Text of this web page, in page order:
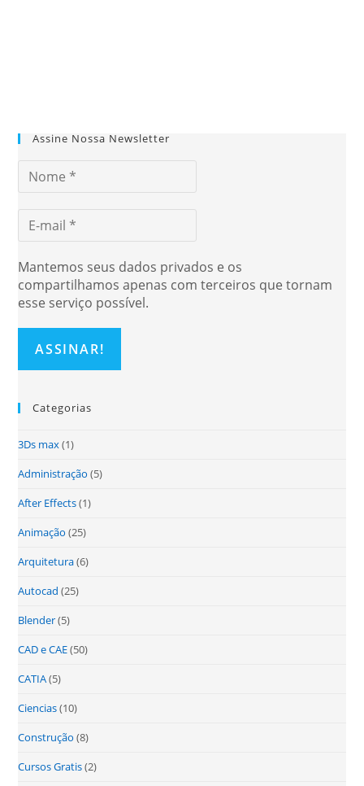
Assine Nossa Newsletter
Mantemos seus dados privados e os
compartilhamos apenas com terceiros que tornam
esse serviço possível.
Categorias
3Ds max(1)
Administração (5)
After Effects(1)
Animação (25)
Arquitetura(6)
Autocad (25)
Blender(5)
CAD e CAE(50)
CATIA(5)
Ciencias(10)
Construção (8)
Cursos Gratis(2)